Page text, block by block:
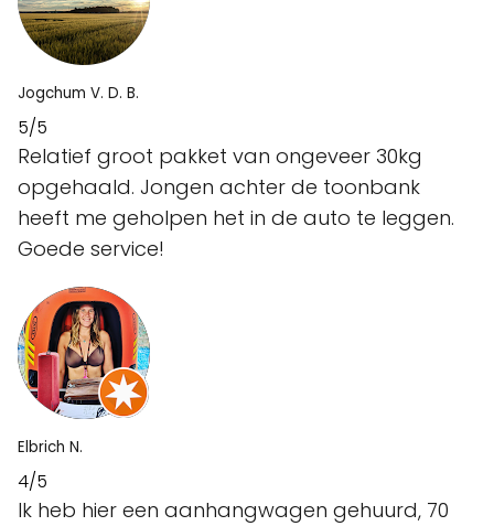
Jogchum V. D. B.
5/5
Relatief groot pakket van ongeveer 30kg
opgehaald. Jongen achter de toonbank
heeft me geholpen het in de auto te leggen.
Goede service!
Elbrich N.
4/5
Ik heb hier een aanhangwagen gehuurd, 70